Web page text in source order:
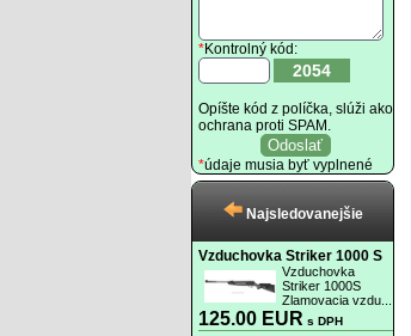
*Kontrolný kód:
2054
Opíšte kód z políčka, slúži ako
ochrana proti SPAM.
*údaje musia byť vyplnené
Najsledovanejšie
Vzduchovka Striker 1000 S
Vzduchovka
Striker 1000S
Zlamovacia vzdu...
125.00 EUR s DPH